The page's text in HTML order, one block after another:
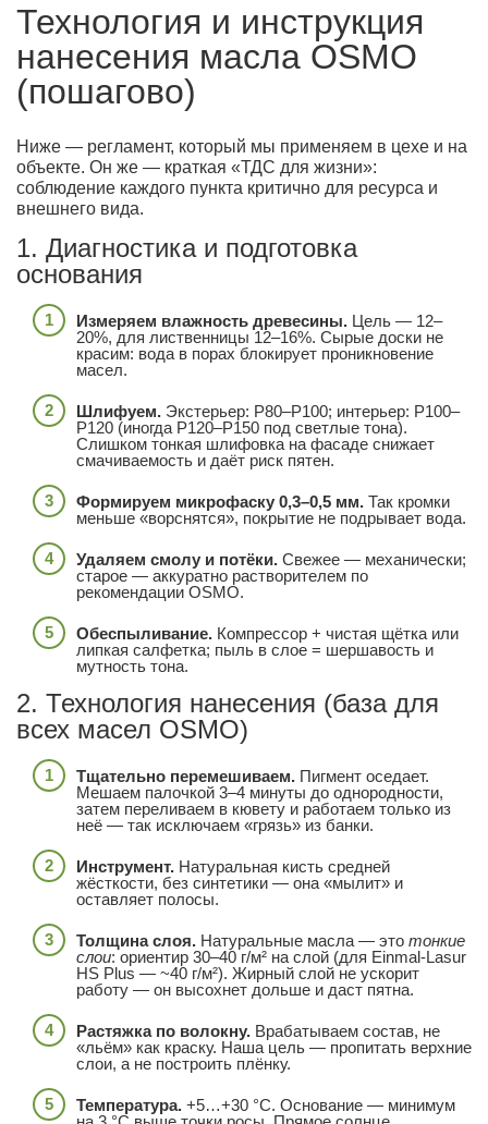
Технология и инструкция
нанесения масла OSMO
(пошагово)
Ниже — регламент, который мы применяем в цехе и на
объекте. Он же — краткая «ТДС для жизни»:
соблюдение каждого пункта критично для ресурса и
внешнего вида.
1. Диагностика и подготовка
основания
Измеряем влажность древесины. Цель — 12–
20%, для лиственницы 12–16%. Сырые доски не
красим: вода в порах блокирует проникновение
масел.
Шлифуем. Экстерьер: P80–P100; интерьер: P100–
P120 (иногда P120–P150 под светлые тона).
Слишком тонкая шлифовка на фасаде снижает
смачиваемость и даёт риск пятен.
Формируем микрофаску 0,3–0,5 мм. Так кромки
меньше «ворснятся», покрытие не подрывает вода.
Удаляем смолу и потёки. Свежее — механически;
старое — аккуратно растворителем по
рекомендации OSMO.
Обеспыливание. Компрессор + чистая щётка или
липкая салфетка; пыль в слое = шершавость и
мутность тона.
2. Технология нанесения (база для
всех масел OSMO)
Тщательно перемешиваем. Пигмент оседает.
Мешаем палочкой 3–4 минуты до однородности,
затем переливаем в кювету и работаем только из
неё — так исключаем «грязь» из банки.
Инструмент. Натуральная кисть средней
жёсткости, без синтетики — она «мылит» и
оставляет полосы.
Толщина слоя. Натуральные масла — это тонкие
слои: ориентир 30–40 г/м² на слой (для Einmal-Lasur
HS Plus — ~40 г/м²). Жирный слой не ускорит
работу — он высохнет дольше и даст пятна.
Растяжка по волокну. Врабатываем состав, не
«льём» как краску. Наша цель — пропитать верхние
слои, а не построить плёнку.
Температура. +5…+30 °C. Основание — минимум